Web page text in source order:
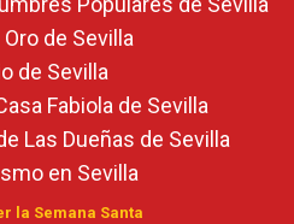
de Sevilla
de Sevilla
Fabiola de Sevilla
Las Dueñas de Sevilla
en Sevilla
la Semana Santa